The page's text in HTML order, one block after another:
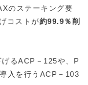
のステーキング要
コストが約99.9％削
るACP－125や、P
入を行うACP－103